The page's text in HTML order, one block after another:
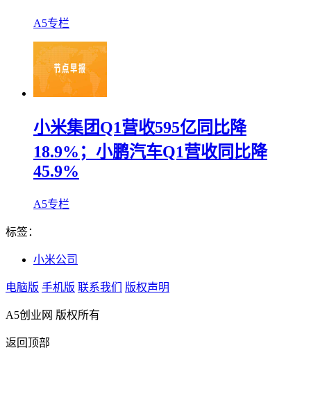
A5专栏
小米集团Q1营收595亿同比降
18.9%；小鹏汽车Q1营收同比降
45.9%
A5专栏
标签：
小米公司
电脑版 手机版 联系我们 版权声明
A5创业网 版权所有
返回顶部